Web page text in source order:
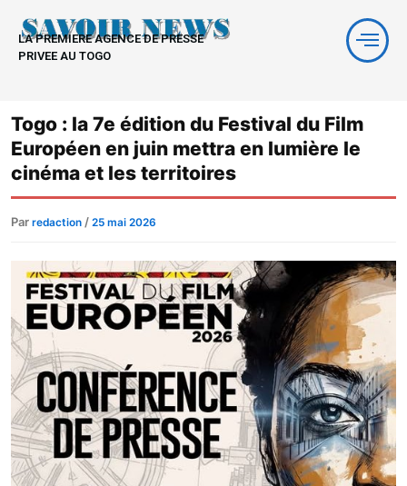
contenu
LA PREMIERE AGENCE DE PRESSE
PRIVEE AU TOGO
Togo : la 7e édition du Festival du Film
Européen en juin mettra en lumière le
cinéma et les territoires
Par redaction / 25 mai 2026